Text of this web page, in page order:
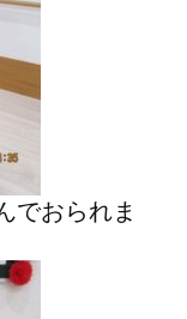
でおられま